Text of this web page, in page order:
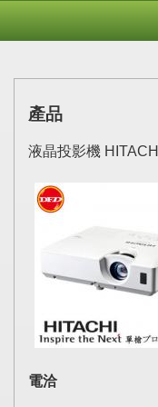
產品
液晶投影機
電洽